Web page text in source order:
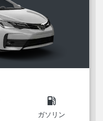
local_gas_station
ガソリン